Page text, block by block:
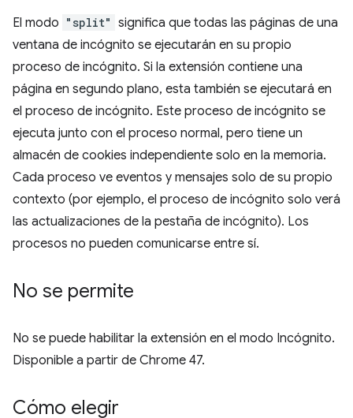
El modo "split" significa que todas las páginas de una
ventana de incógnito se ejecutarán en su propio
proceso de incógnito. Si la extensión contiene una
página en segundo plano, esta también se ejecutará en
el proceso de incógnito. Este proceso de incógnito se
ejecuta junto con el proceso normal, pero tiene un
almacén de cookies independiente solo en la memoria.
Cada proceso ve eventos y mensajes solo de su propio
contexto (por ejemplo, el proceso de incógnito solo verá
las actualizaciones de la pestaña de incógnito). Los
procesos no pueden comunicarse entre sí.
No se permite
No se puede habilitar la extensión en el modo Incógnito.
Disponible a partir de Chrome 47.
Cómo elegir